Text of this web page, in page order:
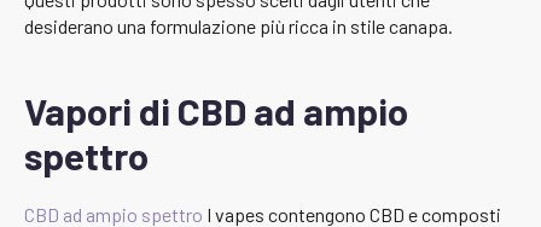
desiderano una formulazione più ricca in stile canapa.
Vapori di CBD ad ampio
spettro
CBD ad ampio spettro I vapes contengono CBD e composti